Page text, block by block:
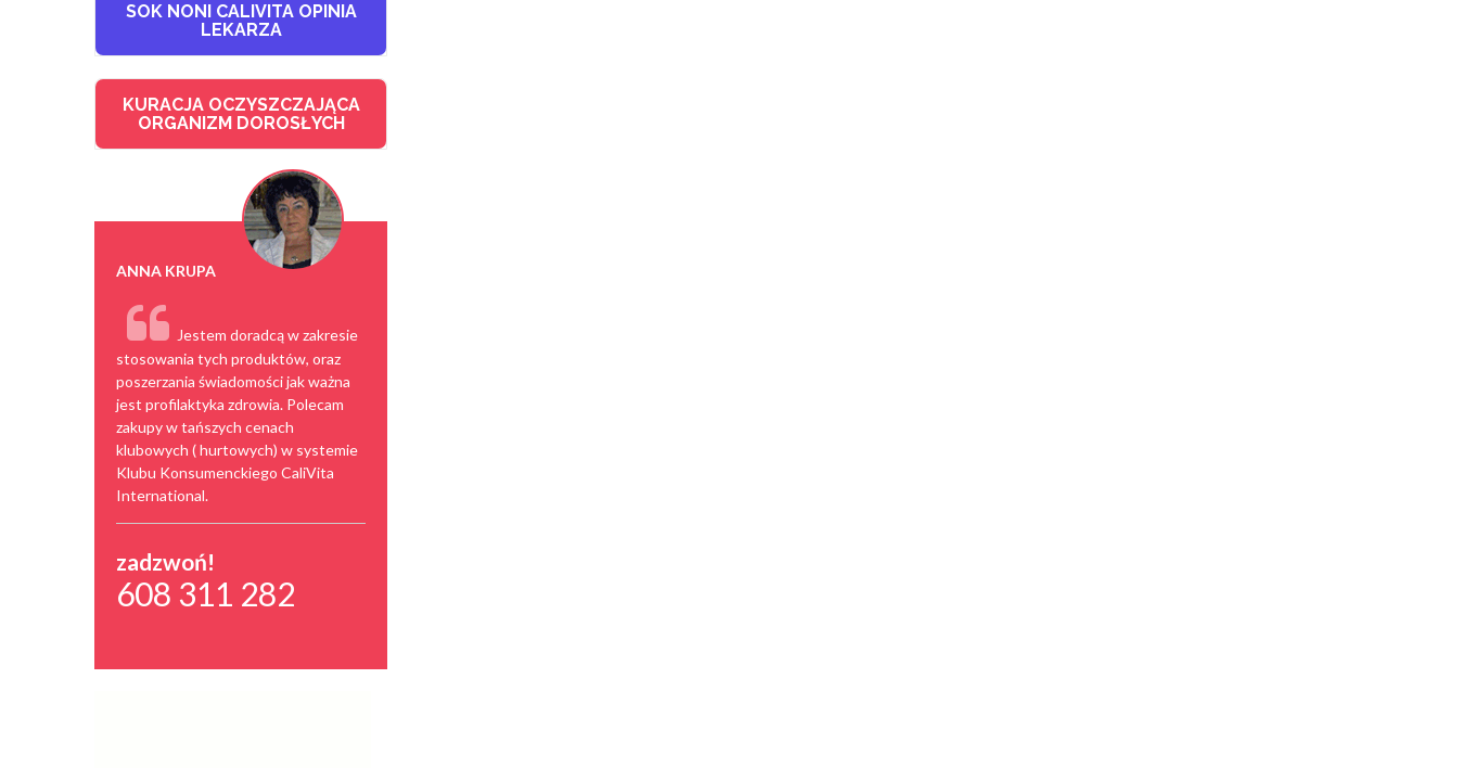
SOK NONI CALIVITA OPINIA
LEKARZA
KURACJA OCZYSZCZAJĄCA
ORGANIZM DOROSŁYCH
ANNA KRUPA
Jestem doradcą w zakresie
stosowania tych produktów, oraz
poszerzania świadomości jak ważna
jest profilaktyka zdrowia. Polecam
zakupy w tańszych cenach
klubowych ( hurtowych) w systemie
Klubu Konsumenckiego CaliVita
International.
zadzwoń!
608 311 282